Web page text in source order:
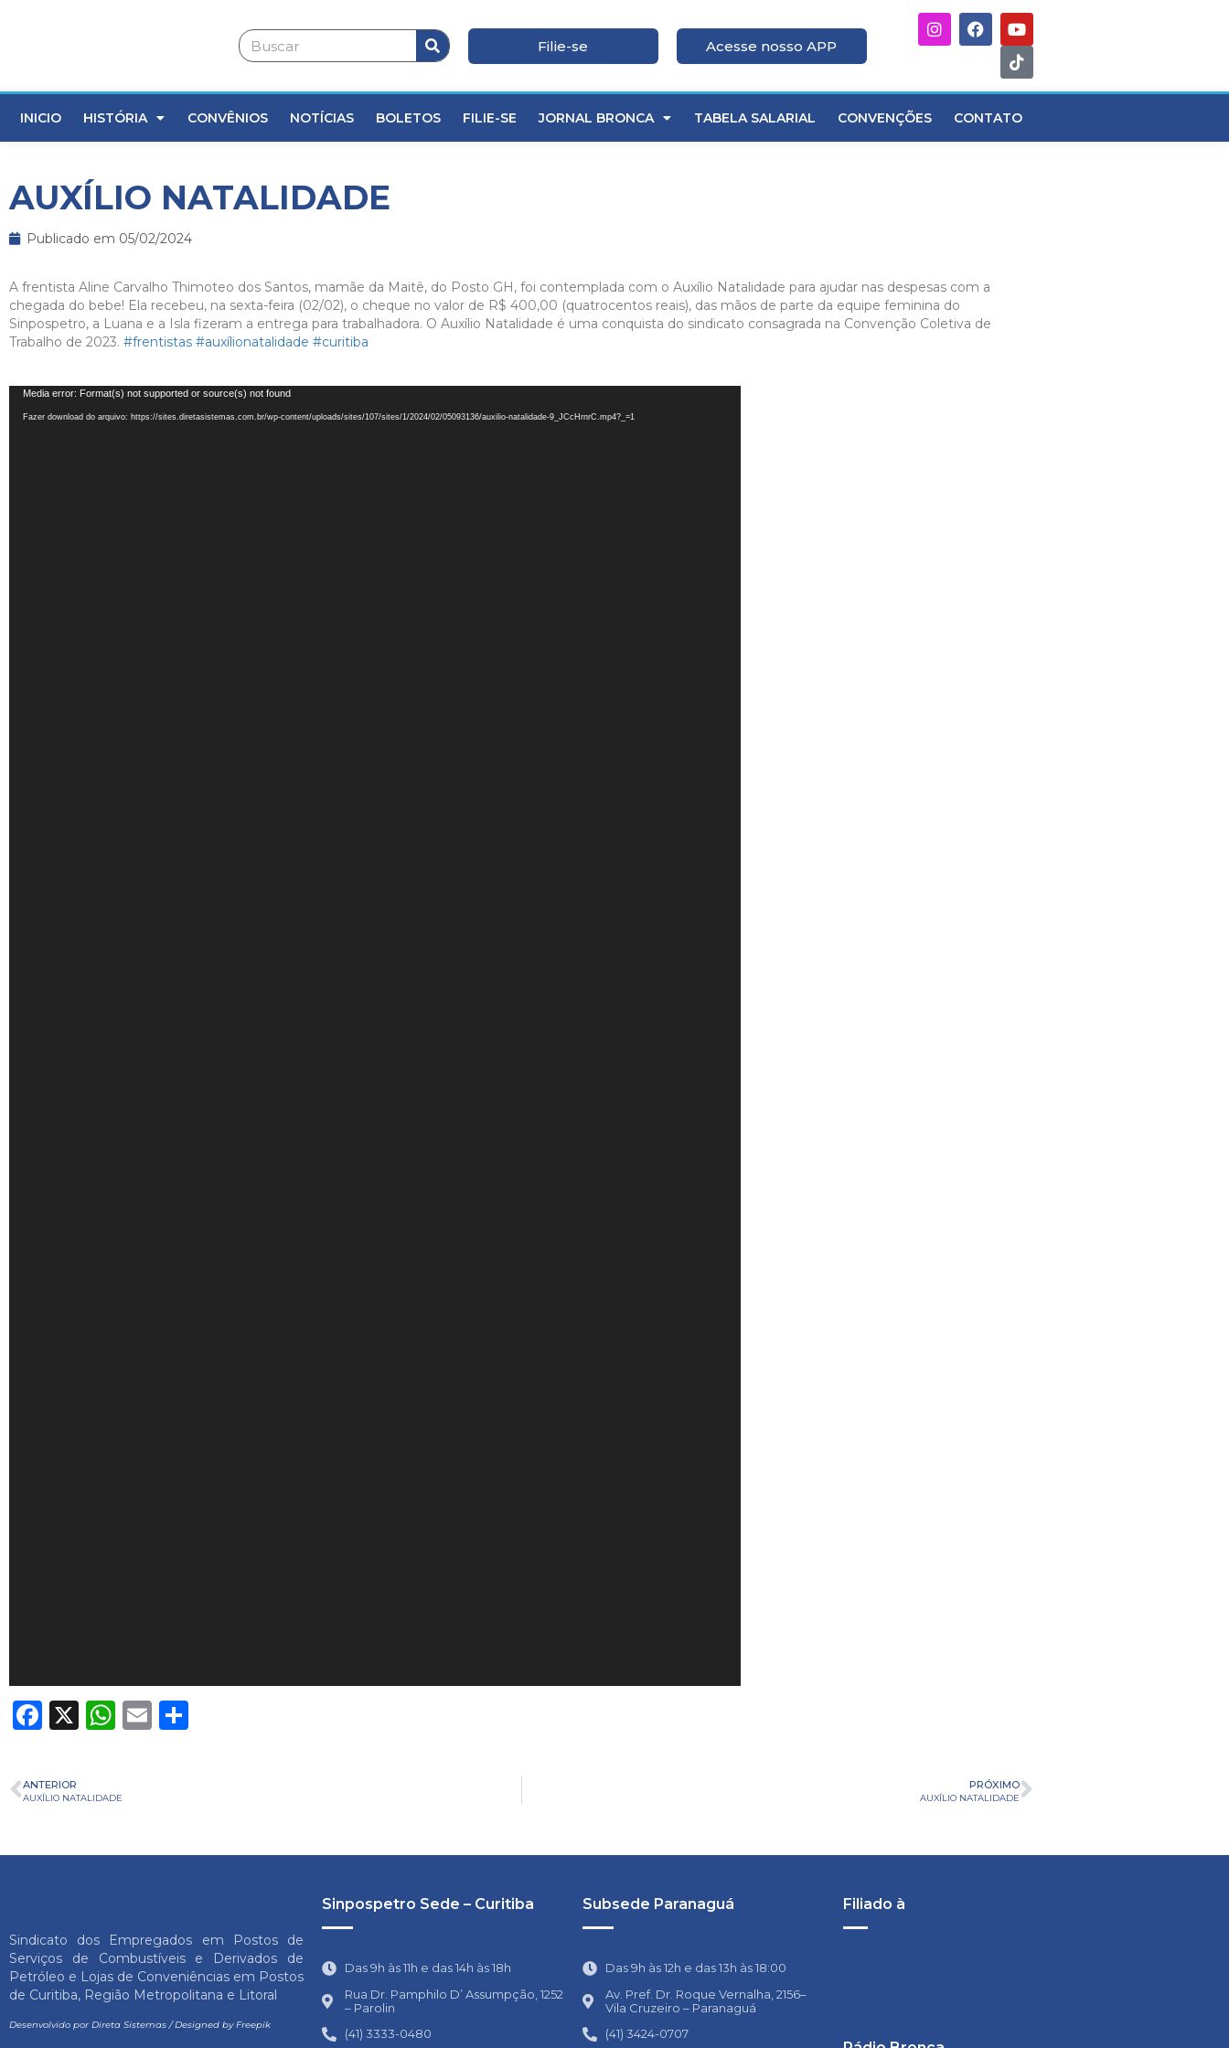
Filie-se Acesse nosso APP
INICIO HISTÓRIA CONVÊNIOS NOTÍCIAS BOLETOS FILIE-SE JORNAL BRONCA TABELA SALARIAL CONVENÇÕES CONTATO
AUXÍLIO NATALIDADE
Publicado em 05/02/2024
A frentista Aline Carvalho Thimoteo dos Santos, mamãe da Maitê, do Posto GH, foi contemplada com o Auxílio Natalidade para ajudar nas despesas com a
chegada do bebe! Ela recebeu, na sexta-feira (02/02), o cheque no valor de R$ 400,00 (quatrocentos reais), das mãos de parte da equipe feminina do
Sinpospetro, a Luana e a Isla fizeram a entrega para trabalhadora. O Auxílio Natalidade é uma conquista do sindicato consagrada na Convenção Coletiva de
Trabalho de 2023. #frentistas #auxílionatalidade #curitiba
Tocador
de
Media error: Format(s) not supported or source(s) not found
Fazer download do arquivo: https://sites.diretasistemas.com.br/wp-content/uploads/sites/107/sites/1/2024/02/05093136/auxilio-natalidade-9_JCcHrnrC.mp4?_=1
Facebook
X WhatsApp
Email
ANTERIOR
AUXÍLIO NATALIDADE
PRÓXIMO
AUXÍLIO NATALIDADE
Sindicato dos Empregados em Postos de
Serviços de Combustíveis e Derivados de
Petróleo e Lojas de Conveniências em Postos
de Curitiba, Região Metropolitana e Litoral
Desenvolvido por Direta Sistemas/Designed by Freepik
Sinpospetro Sede – Curitiba
Das 9h às 11h e das 14h às 18h
Rua Dr. Pamphilo D’ Assumpção, 1252
– Parolin
(41) 3333-0480
Subsede Paranaguá
Das 9h às 12h e das 13h às 18:00
Av. Pref. Dr. Roque Vernalha, 2156–
Vila Cruzeiro – Paranaguá
(41) 3424-0707
Filiado à